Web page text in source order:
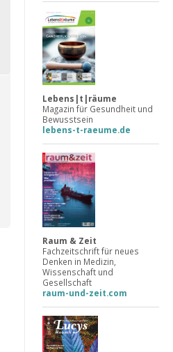
Lebens|t|räume
Magazin für Gesundheit und
Bewusstsein
lebens-t-raeume.de
Raum & Zeit
Fachzeitschrift für neues
Denken in Medizin,
Wissenschaft und
Gesellschaft
raum-und-zeit.com